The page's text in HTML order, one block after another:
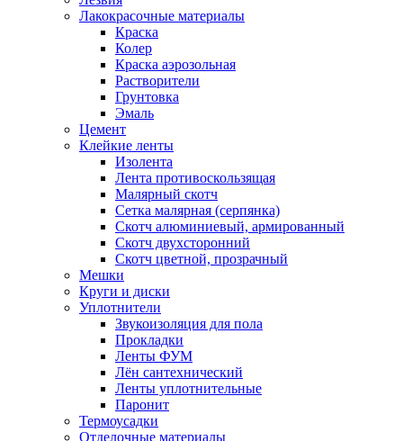
Лакокрасочные материалы
Краска
Колер
Краска аэрозольная
Растворители
Грунтовка
Эмаль
Цемент
Клейкие ленты
Изолента
Лента противоскользящая
Малярный скотч
Сетка малярная (серпянка)
Скотч алюминиевый, армированный
Скотч двухсторонний
Скотч цветной, прозрачный
Мешки
Круги и диски
Уплотнители
Звукоизоляция для пола
Прокладки
Ленты ФУМ
Лён сантехнический
Ленты уплотнительные
Паронит
Термоусадки
Отделочные материалы